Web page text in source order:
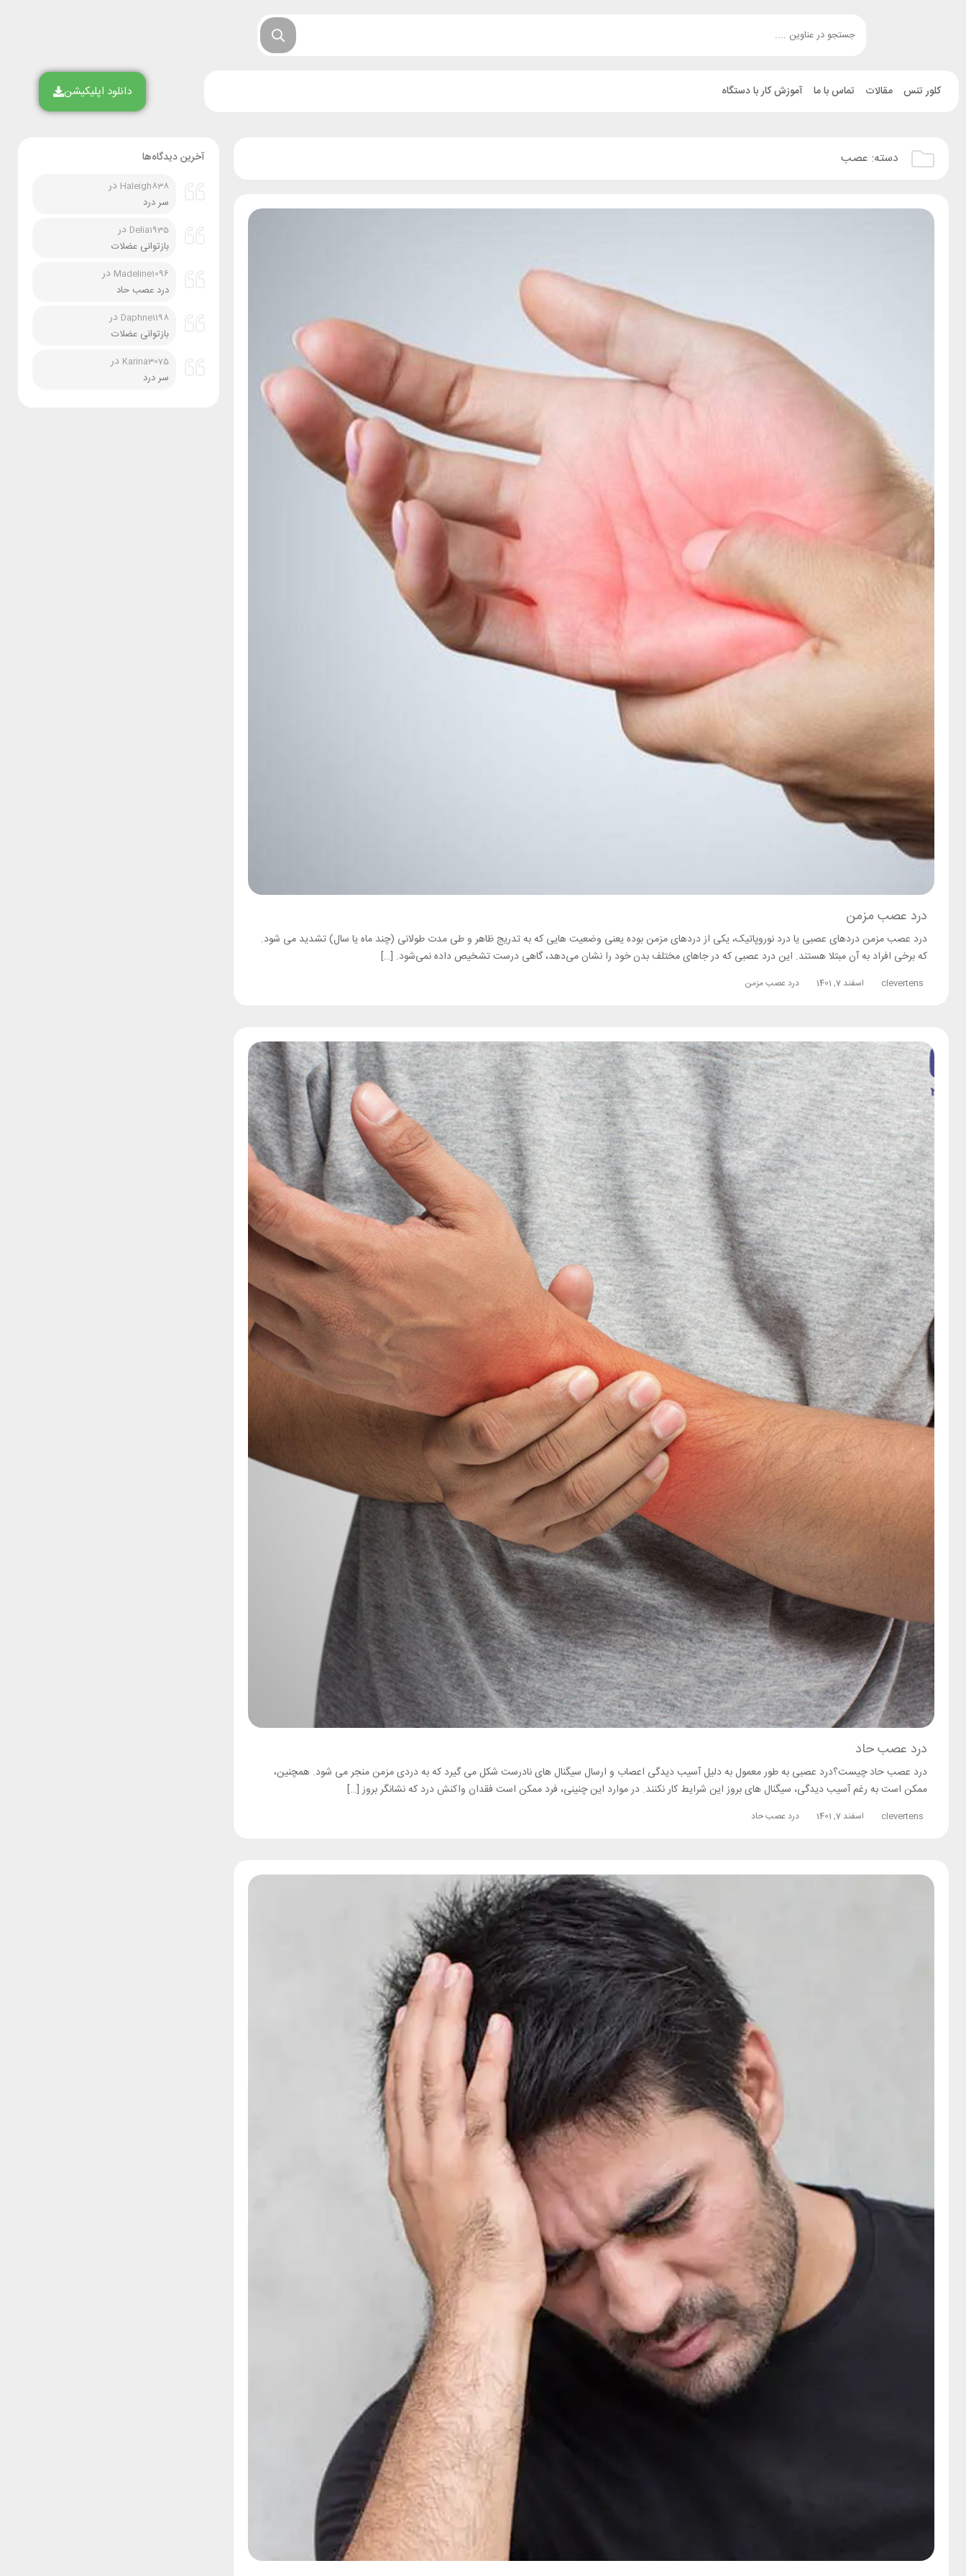
کلور تنس مقالات تماس با ما آموزش کار با دستگاه دانلود اپلیکیشن
دسته: عصب
درد عصب مزمن
درد عصب مزمن دردهای عصبی یا درد نوروپاتیک، یکی از دردهای مزمن بوده یعنی وضعیت هایی که به تدریج ظاهر و طی مدت طولانی (چند ماه یا سال) تشدید می شود.
که برخی افراد به آن مبتلا هستند. این درد عصبی که در جاهای مختلف بدن خود را نشان می‌دهد، گاهی درست تشخیص داده نمی‌شود. […]
clevertens اسفند 7, 1401 درد عصب مزمن
درد عصب حاد
درد عصب حاد چیست؟درد عصبی به طور معمول به دلیل آسیب دیدگی اعصاب و ارسال سیگنال های نادرست شکل می گیرد که به دردی مزمن منجر می شود. همچنین،
ممکن است به رغم آسیب دیدگی، سیگنال های بروز این شرایط کار نکنند. در موارد این چنینی، فرد ممکن است فقدان واکنش درد که نشانگر بروز […]
clevertens اسفند 7, 1401 درد عصب حاد
آخرین دیدگاه‌ها
Haleigh838 در
سر درد
Delia1935 در
بازتوانی عضلات
Madeline1096 در
درد عصب حاد
Daphne1198 در
بازتوانی عضلات
Karina3075 در
سر درد